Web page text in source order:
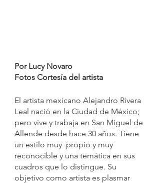
Por Lucy Novaro
Fotos Cortesía del artista
El artista mexicano Alejandro Rivera
Leal nació en la Ciudad de México;
pero vive y trabaja en San Miguel de
Allende desde hace 30 años. Tiene
un estilo muy  propio y muy
reconocible y una temática en sus
cuadros que lo distingue. Su
objetivo como artista es plasmar